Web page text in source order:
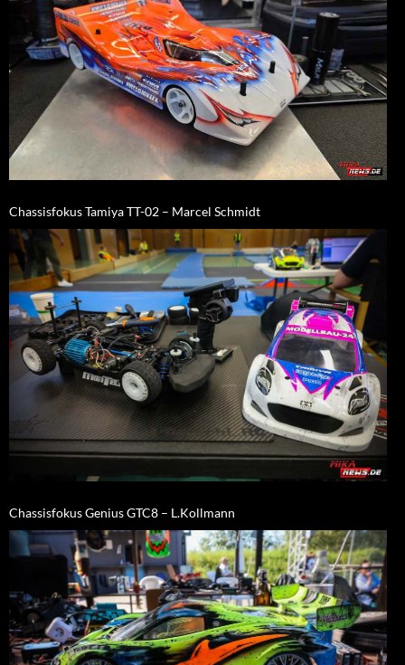
Chassisfokus Tamiya TT-02 – Marcel Schmidt
Chassisfokus Genius GTC8 – L.Kollmann